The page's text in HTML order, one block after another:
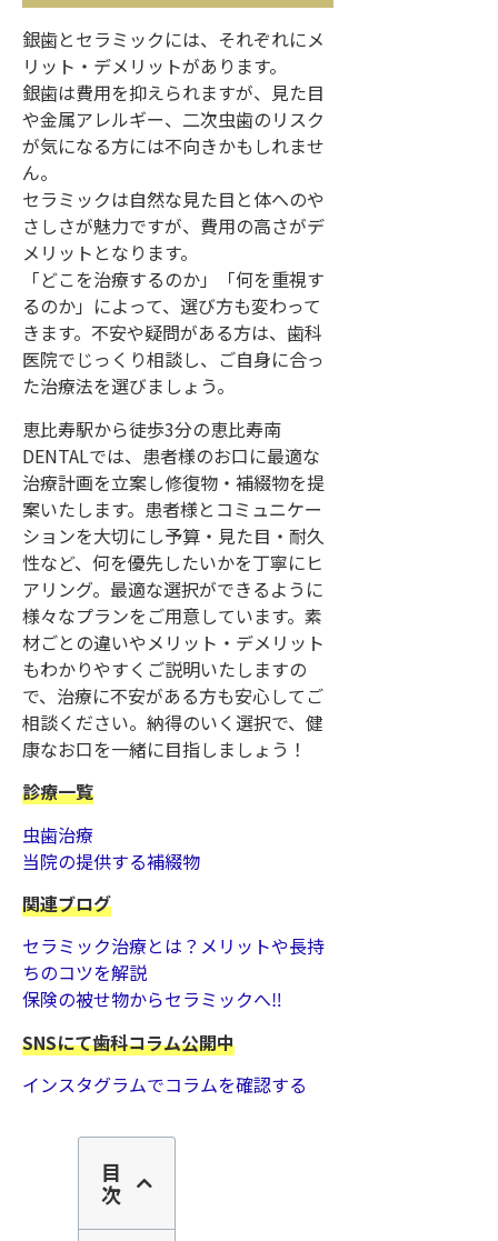
銀歯とセラミックには、それぞれにメ
リット・デメリットがあります。
銀歯は費用を抑えられますが、見た目
や金属アレルギー、二次虫歯のリスク
が気になる方には不向きかもしれませ
ん。
セラミックは自然な見た目と体へのや
さしさが魅力ですが、費用の高さがデ
メリットとなります。
「どこを治療するのか」「何を重視す
るのか」によって、選び方も変わって
きます。不安や疑問がある方は、歯科
医院でじっくり相談し、ご自身に合っ
た治療法を選びましょう。
恵比寿駅から徒歩3分の恵比寿南
DENTALでは、患者様のお口に最適な
治療計画を立案し修復物・補綴物を提
案いたします。患者様とコミュニケー
ションを大切にし予算・見た目・耐久
性など、何を優先したいかを丁寧にヒ
アリング。最適な選択ができるように
様々なプランをご用意しています。素
材ごとの違いやメリット・デメリット
もわかりやすくご説明いたしますの
で、治療に不安がある方も安心してご
相談ください。納得のいく選択で、健
康なお口を一緒に目指しましょう！
診療一覧
虫歯治療
当院の提供する補綴物
関連ブログ
セラミック治療とは？メリットや長持
ちのコツを解説
保険の被せ物からセラミックへ‼︎
SNSにて歯科コラム公開中
インスタグラムでコラムを確認する
目
次